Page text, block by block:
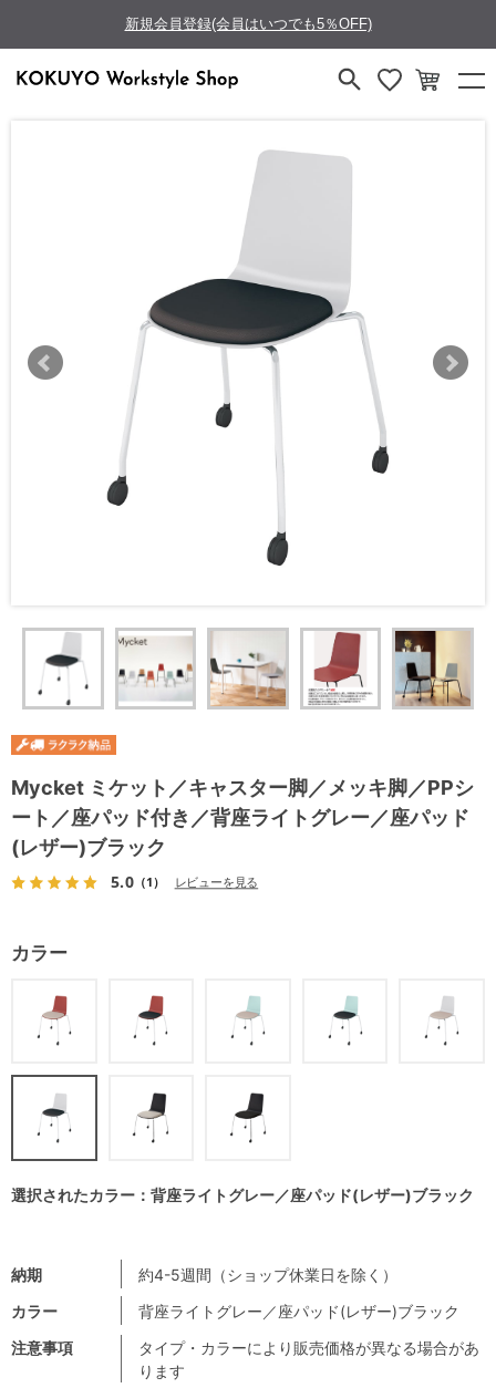
新規会員登録(会員はいつでも5％OFF)
Mycket ミケット／キャスター脚／メッキ脚／PPシ
ート／座パッド付き／背座ライトグレー／座パッド
(レザー)ブラック
5.0（1） レビューを見る
注意事項
タイプ・カラーにより販売価格が異なる場合があ
ります
納期
約4-5週間（ショップ休業日を除く）
カラー
背座ライトグレー／座パッド(レザー)ブラック
カラー
選択されたカラー：背座ライトグレー／座パッド(レザー)ブラック